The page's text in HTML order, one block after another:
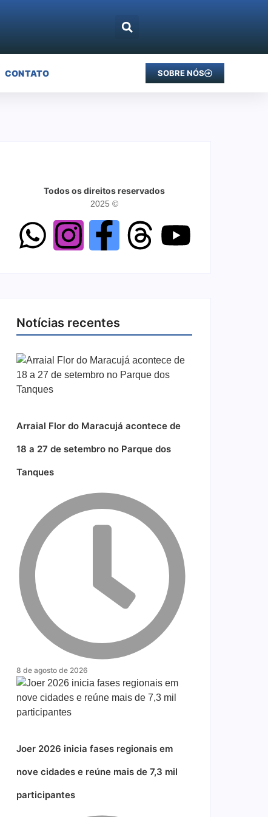
CONTATO SOBRE NÓS
Todos os direitos reservados
2025 ©
Notícias recentes
Arraial Flor do Maracujá acontece de
18 a 27 de setembro no Parque dos
Tanques
8 de agosto de 2026
Joer 2026 inicia fases regionais em
nove cidades e reúne mais de 7,3 mil
participantes